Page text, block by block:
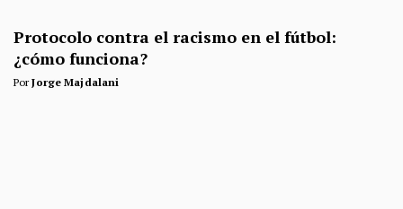
Protocolo contra el racismo en el fútbol:
¿cómo funciona?
PorJorge Majdalani